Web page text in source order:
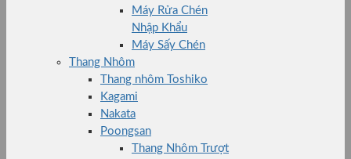
Máy Rửa Chén
Nhập Khẩu
Máy Sấy Chén
Thang Nhôm
Thang nhôm Toshiko
Kagami
Nakata
Poongsan
Thang Nhôm Trượt